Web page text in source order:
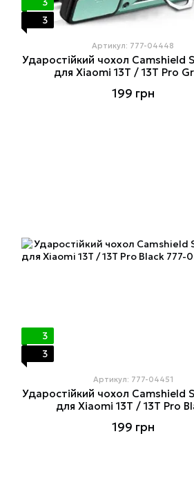
3
Артикул: 777-04448
Ударостійкий чохол Camshield
для Xiaomi 13T / 13T Pro
199 грн
3
3
Артикул: 777-04451
Ударостійкий чохол Camshield
для Xiaomi 13T / 13T Pro
199 грн